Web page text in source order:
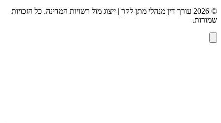
©
2026 עורך דין מנהלי מתן לקר | ייצוג מול רשויות המדינה. כל הזכויות
שמורות.